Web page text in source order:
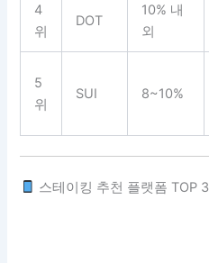
4
위
DOT
10% 내
외
5
위
SUI 8~10%
스테이킹 추천 플랫폼 TOP 3